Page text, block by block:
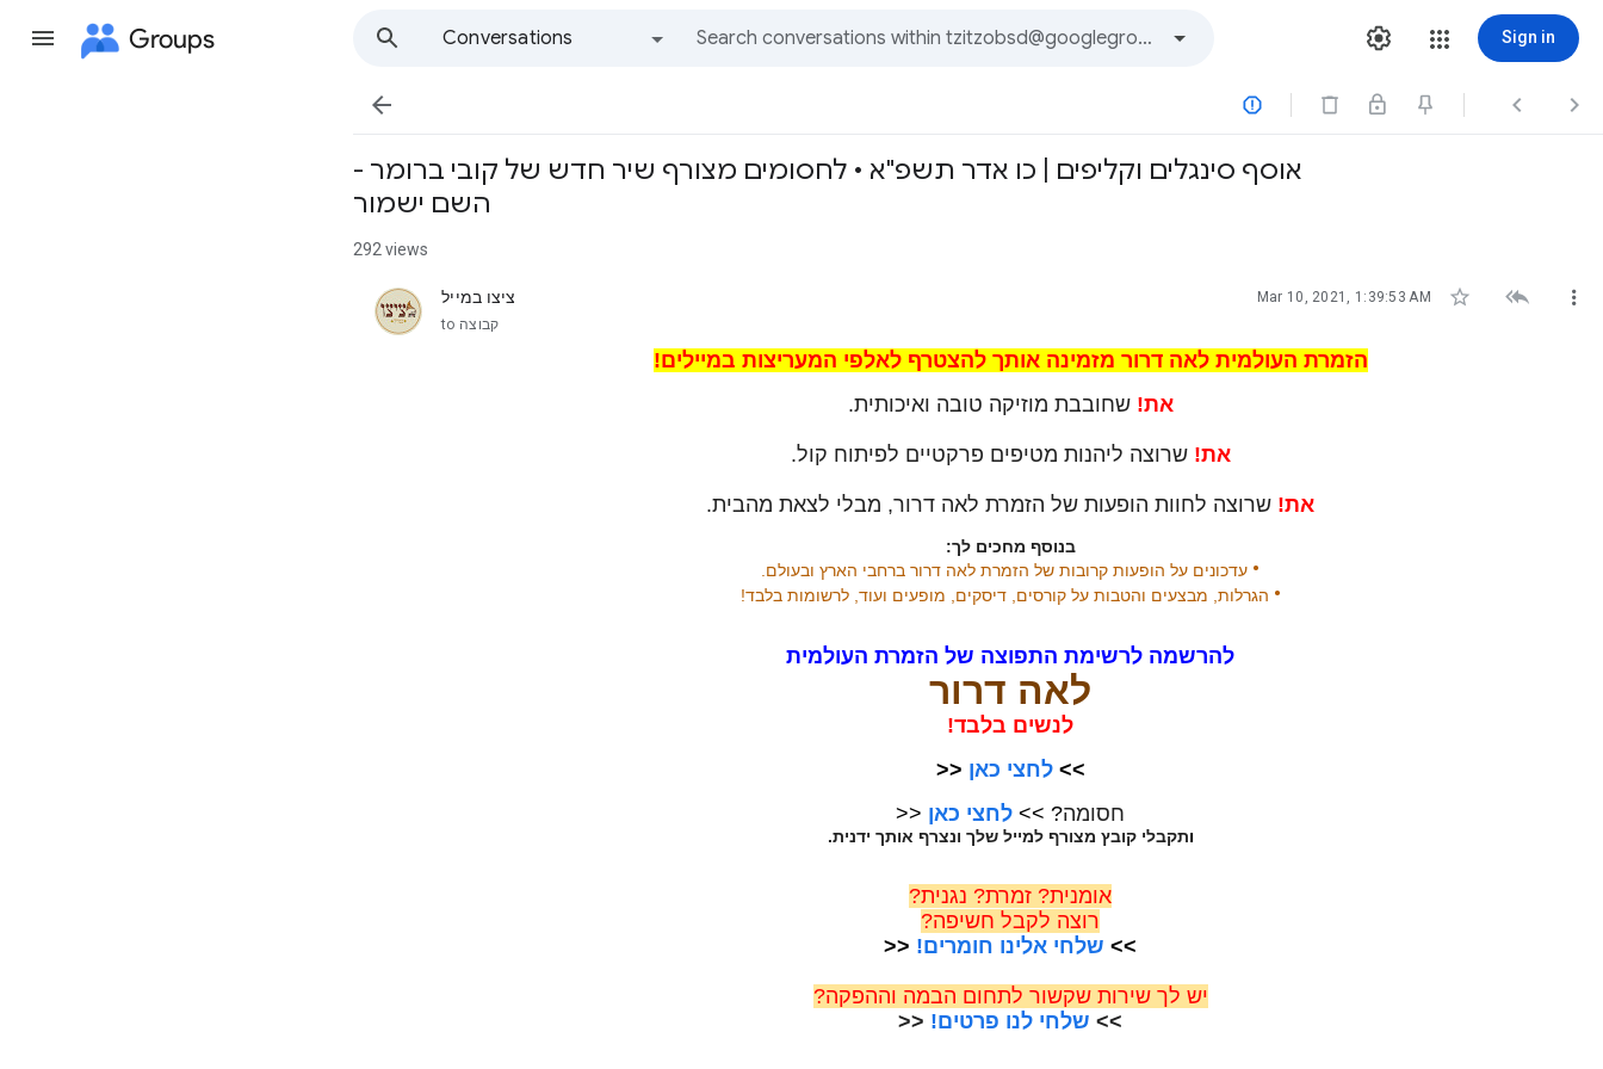
Groups
Conversations
Sign in
   
אוסף סינגלים וקליפים | כו אדר תשפ"א • לחסומים מצורף שיר חדש של קובי ברומר -
השם ישמור
292 views
ציצו במייל
unread, Mar 10, 2021, 1:39:53 AM   
to קבוצה
הזמרת העולמית לאה דרור מזמינה אותך להצטרף לאלפי המעריצות במיילים!
את! שחובבת מוזיקה טובה ואיכותית.
את! שרוצה ליהנות מטיפים פרקטיים לפיתוח קול.
את! שרוצה לחוות הופעות של הזמרת לאה דרור, מבלי לצאת מהבית.
בנוסף מחכים לך:
• עדכונים על הופעות קרובות של הזמרת לאה דרור ברחבי הארץ ובעולם.
• הגרלות, מבצעים והטבות על קורסים, דיסקים, מופעים ועוד, לרשומות בלבד!
להרשמה לרשימת התפוצה של הזמרת העולמית
לאה דרור
לנשים בלבד!
>>לחצי כאן <<
חסומה? >> לחצי כאן <<
ותקבלי קובץ מצורף למייל שלך ונצרף אותך ידנית.
אומנית? זמרת? נגנית?
רוצה לקבל חשיפה?
>> שלחי אלינו חומרים! <<
יש לך שירות שקשור לתחום הבמה וההפקה?
>> שלחי לנו פרטים! <<